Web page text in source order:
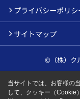
プライバシーポリシ
サイトマップ
©（株）ク
当サイトでは、お客様の
して、クッキー（Cookie